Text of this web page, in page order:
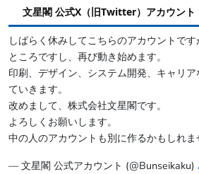
文星閣 公式X（旧Twitter）アカウント
しばらく休みしてこちらのアカウントで
ところですし、再び動き始めます。
印刷、デザイン、システム開発、キャリ
ていきます。
改めまして、株式会社文星閣です。
よろしくお願いします。
中の人のアカウントも別に作るかもしれま
— 文星閣 公式アカウント (@Bunseikaku)